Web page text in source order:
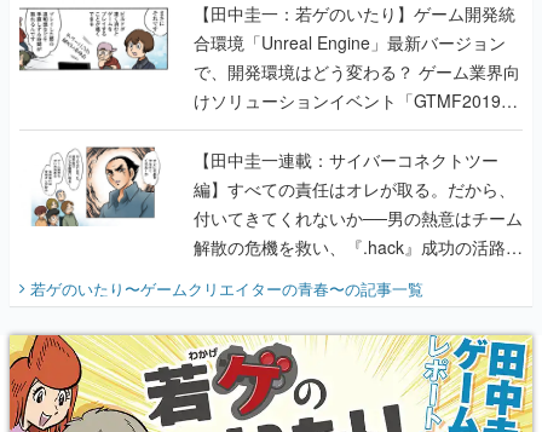
【田中圭一：若ゲのいたり】ゲーム開発統
合環境「Unreal Engine」最新バージョン
で、開発環境はどう変わる？ ゲーム業界向
けソリューションイベント「GTMF2019」
に行って、より理解を深めよう【PR】
【田中圭一連載：サイバーコネクトツー
編】すべての責任はオレが取る。だから、
付いてきてくれないか──男の熱意はチーム
解散の危機を救い、『.hack』成功の活路を
開く。業界の快男児・松山 洋に流れる血は
『少年ジャンプ』色だった【若ゲのいた
り】
若ゲのいたり〜ゲームクリエイターの青春〜の記事一覧